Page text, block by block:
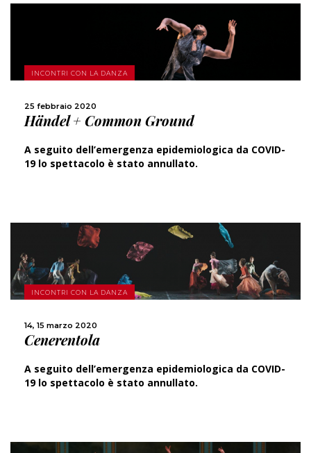
INCONTRI CON LA DANZA
25 febbraio 2020
Händel + Common Ground
A seguito dell’emergenza epidemiologica da COVID-
19 lo spettacolo è stato annullato.
SCOPRI DI PIÙ
INCONTRI CON LA DANZA
14, 15 marzo 2020
Cenerentola
A seguito dell’emergenza epidemiologica da COVID-
19 lo spettacolo è stato annullato.
SCOPRI DI PIÙ